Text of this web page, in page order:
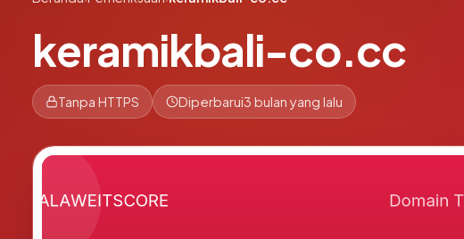
keramikbali-co.cc
Tanpa HTTPS Diperbarui3 bulan yang lalu